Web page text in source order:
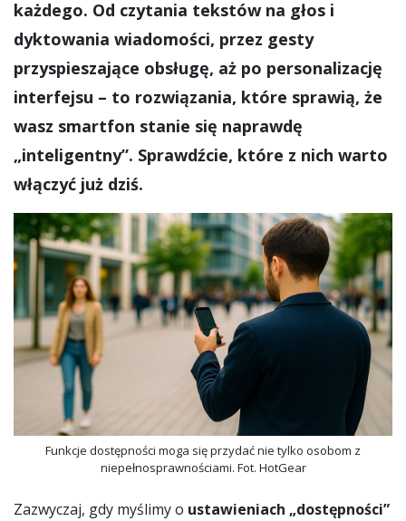
każdego. Od czytania tekstów na głos i
dyktowania wiadomości, przez gesty
przyspieszające obsługę, aż po personalizację
interfejsu – to rozwiązania, które sprawią, że
wasz smartfon stanie się naprawdę
„inteligentny”. Sprawdźcie, które z nich warto
włączyć już dziś.
Funkcje dostępności moga się przydać nie tylko osobom z
niepełnosprawnościami. Fot. HotGear
Zazwyczaj, gdy myślimy o ustawieniach „dostępności”